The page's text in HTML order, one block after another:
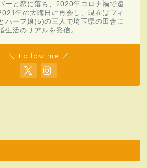
ーと恋に落ち、2020年コロナ禍で遠
年の大晦日に再会し、現在はフィ
ハーフ娘(5)の三人で埼玉県の田舎に
生活のリアルを発信。
＼ Follow me ／